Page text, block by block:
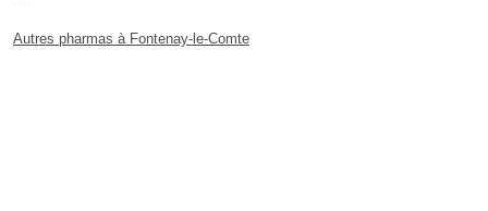
Autres pharmas à Fontenay-le-Comte